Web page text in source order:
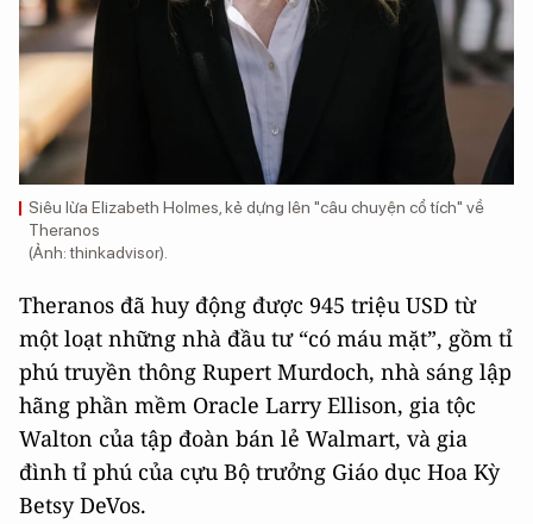
Siêu lừa Elizabeth Holmes, kẻ dựng lên "câu chuyện cổ tích" về
Theranos
(Ảnh: thinkadvisor).
Theranos đã huy động được 945 triệu USD từ
một loạt những nhà đầu tư “có máu mặt”, gồm tỉ
phú truyền thông Rupert Murdoch, nhà sáng lập
hãng phần mềm Oracle Larry Ellison, gia tộc
Walton của tập đoàn bán lẻ Walmart, và gia
đình tỉ phú của cựu Bộ trưởng Giáo dục Hoa Kỳ
Betsy DeVos.